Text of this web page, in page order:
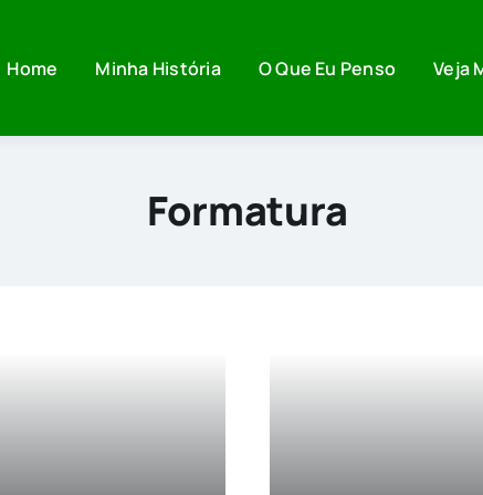
Home Minha História O Que Eu Penso Veja
Formatura